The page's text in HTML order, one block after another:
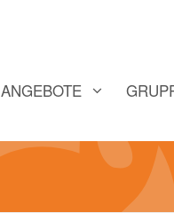
ANGEBOTE